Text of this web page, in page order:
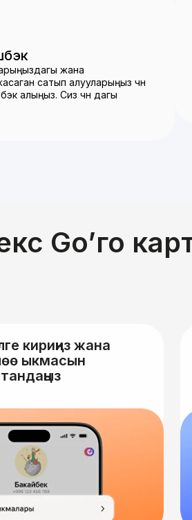
Акциянын өткөрүлүү
жылдын 06-июлунан 06-
жана
сатып алууларыңыз үчүн
алыңыз. Сиз үчүн дагы
Go’го
кириңиз жана
ыкмасын
тандаңыз